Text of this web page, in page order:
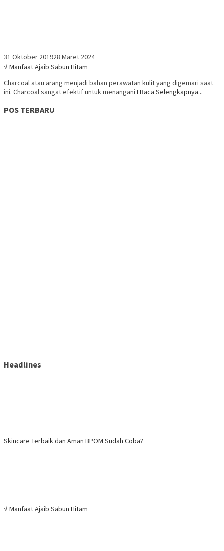
31 Oktober 201928 Maret 2024
√ Manfaat Ajaib Sabun Hitam
Charcoal atau arang menjadi bahan perawatan kulit yang digemari saat
ini. Charcoal sangat efektif untuk menangani I Baca Selengkapnya...
POS TERBARU
Headlines
Skincare Terbaik dan Aman BPOM Sudah Coba?
√ Manfaat Ajaib Sabun Hitam